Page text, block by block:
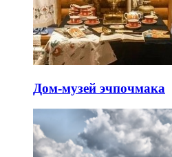
Дом-музей эчпочмака